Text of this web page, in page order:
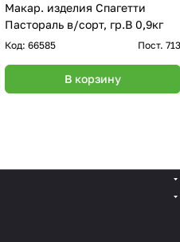
Макар. изделия Спагетти
Пастораль в/сорт, гр.В 0,9кг
Код: 66585 Пост. 713
В корзину